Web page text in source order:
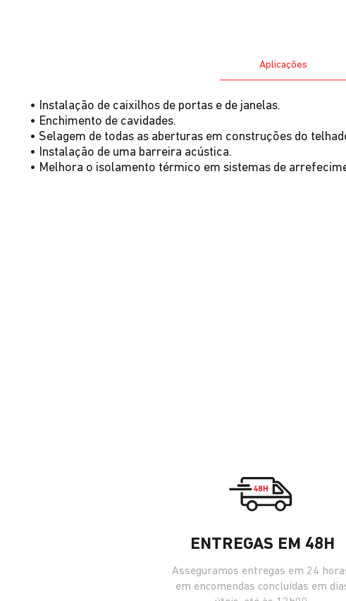
Aplicações
• Instalação de caixilhos de portas e de janelas.
• Enchimento de cavidades.
• Selagem de todas as aberturas em construções do
• Instalação de uma barreira acústica.
• Melhora o isolamento térmico em sistemas de
ENTREGAS EM 48H
Asseguramos entregas em 24
em encomendas concluídas em